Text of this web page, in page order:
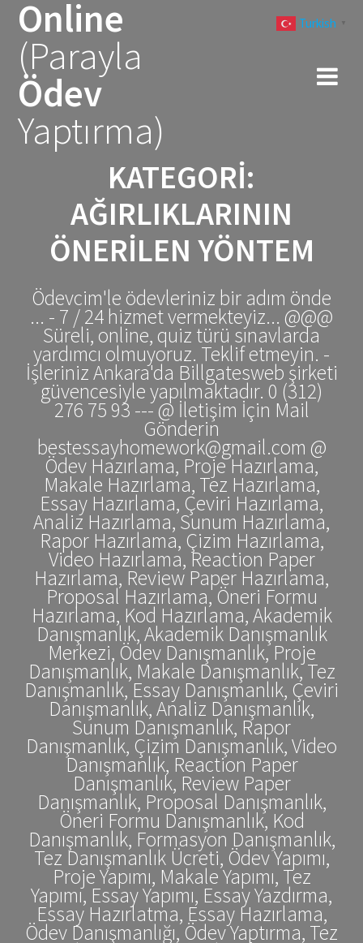
Online
(Parayla
Ödev
Yaptırma)
KATEGORI:
AĞIRLIKLARININ
ÖNERILEN YÖNTEM
Ödevcim'le ödevleriniz bir adım önde
... - 7 / 24 hizmet vermekteyiz... @@@
Süreli, online, quiz türü sınavlarda
yardımcı olmuyoruz. Teklif etmeyin. -
İşleriniz Ankara'da Billgatesweb şirketi
güvencesiyle yapılmaktadır. 0 (312)
276 75 93 --- @ İletişim İçin Mail
Gönderin
bestessayhomework@gmail.com @
Ödev Hazırlama, Proje Hazırlama,
Makale Hazırlama, Tez Hazırlama,
Essay Hazırlama, Çeviri Hazırlama,
Analiz Hazırlama, Sunum Hazırlama,
Rapor Hazırlama, Çizim Hazırlama,
Video Hazırlama, Reaction Paper
Hazırlama, Review Paper Hazırlama,
Proposal Hazırlama, Öneri Formu
Hazırlama, Kod Hazırlama, Akademik
Danışmanlık, Akademik Danışmanlık
Merkezi, Ödev Danışmanlık, Proje
Danışmanlık, Makale Danışmanlık, Tez
Danışmanlık, Essay Danışmanlık, Çeviri
Danışmanlık, Analiz Danışmanlık,
Sunum Danışmanlık, Rapor
Danışmanlık, Çizim Danışmanlık, Video
Danışmanlık, Reaction Paper
Danışmanlık, Review Paper
Danışmanlık, Proposal Danışmanlık,
Öneri Formu Danışmanlık, Kod
Danışmanlık, Formasyon Danışmanlık,
Tez Danışmanlık Ücreti, Ödev Yapımı,
Proje Yapımı, Makale Yapımı, Tez
Yapımı, Essay Yapımı, Essay Yazdırma,
Essay Hazırlatma, Essay Hazırlama,
Ödev Danışmanlığı, Ödev Yaptırma, Tez
Turkish ▼